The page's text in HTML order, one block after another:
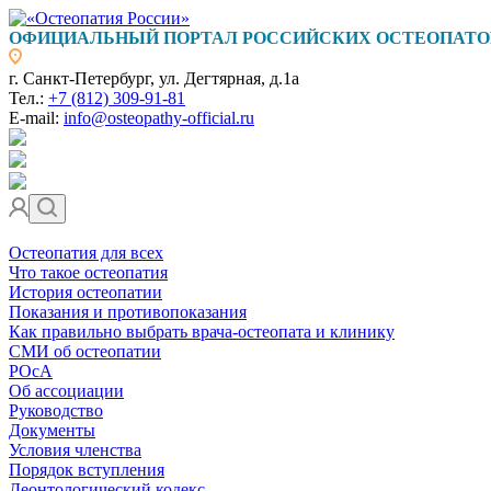
ОФИЦИАЛЬНЫЙ ПОРТАЛ РОССИЙСКИХ
г. Санкт-Петербург, ул. Дегтярная, д.1а
Тел.: +7 (812) 309-91-81
E-mail: info@osteopathy-official.ru
Остеопатия для всех
Что такое остеопатия
История остеопатии
Показания и противопоказания
Как правильно выбрать врача-остеопата и клинику
СМИ об остеопатии
РОсА
Об ассоциации
Руководство
Документы
Условия членства
Порядок вступления